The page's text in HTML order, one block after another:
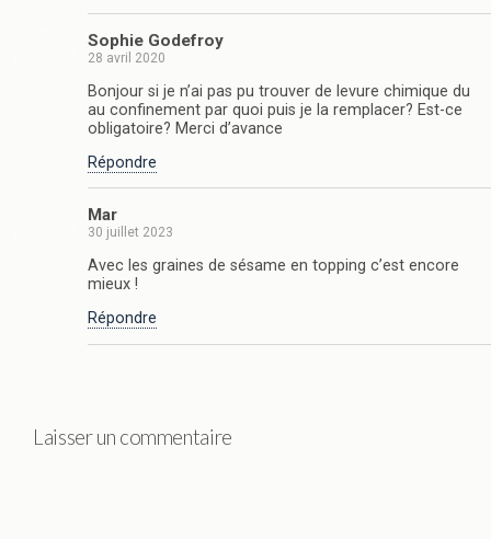
Sophie Godefroy
28 avril 2020
Bonjour si je n’ai pas pu trouver de levure chimique du
au confinement par quoi puis je la remplacer? Est-ce
obligatoire? Merci d’avance
Répondre
Mar
30 juillet 2023
Avec les graines de sésame en topping c’est encore
mieux !
Répondre
Laisser un commentaire